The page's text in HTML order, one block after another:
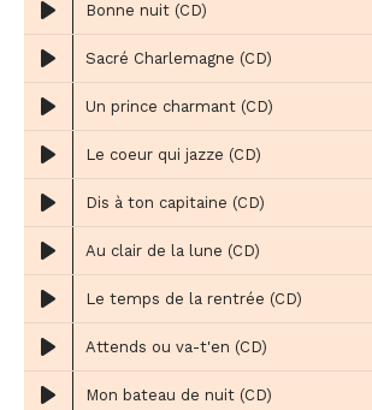
Bonne nuit (CD)
Sacré Charlemagne (CD)
Un prince charmant (CD)
Le coeur qui jazze (CD)
Dis à ton capitaine (CD)
Au clair de la lune (CD)
Le temps de la rentrée (CD)
Attends ou va-t'en (CD)
Mon bateau de nuit (CD)